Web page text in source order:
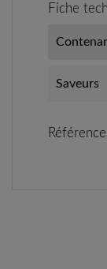
Fiche
Saveurs